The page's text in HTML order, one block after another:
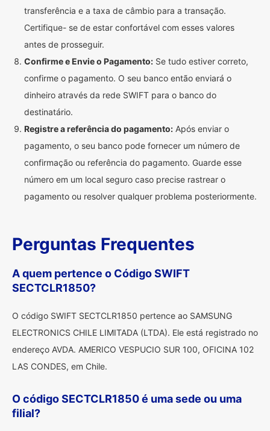
transferência e a taxa de câmbio para a transação.
Certifique- se de estar confortável com esses valores
antes de prosseguir.
Confirme e Envie o Pagamento: Se tudo estiver correto,
confirme o pagamento. O seu banco então enviará o
dinheiro através da rede SWIFT para o banco do
destinatário.
Registre a referência do pagamento: Após enviar o
pagamento, o seu banco pode fornecer um número de
confirmação ou referência do pagamento. Guarde esse
número em um local seguro caso precise rastrear o
pagamento ou resolver qualquer problema posteriormente.
Perguntas Frequentes
A quem pertence o Código SWIFT
SECTCLR1850?
O código SWIFT SECTCLR1850 pertence ao SAMSUNG
ELECTRONICS CHILE LIMITADA (LTDA). Ele está registrado no
endereço AVDA. AMERICO VESPUCIO SUR 100, OFICINA 102
LAS CONDES, em Chile.
O código SECTCLR1850 é uma sede ou uma
filial?